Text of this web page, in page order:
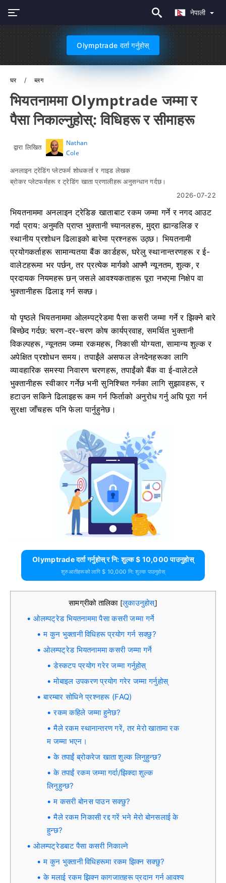
नेपाली
Olymptrade दर्ता गर्नुहोस्
घर ब्लग
भियतनाममा Olymptrade जम्मा र
पैसा निकाल्नुहोस्: विधिहरू र सीमाहरू
द्वारा लिखित
Nathan
Cole
अनलाइन ट्रेडिंग प्लेटफर्म शोधकर्ता र गाइड लेखक
ब्रोकर प्लेटफर्महरू र ट्रेडिंग खाता प्रणालीहरू अनुसन्धान गर्दछ।
2026-07-22
भियतनाममा अनलाइन ट्रेडिङ खाताबाट रकम जम्मा गर्ने र नगद आउट
गर्दा प्राय: अनुमति प्राप्त भुक्तानी च्यानलहरू, मुद्रा ह्यान्डलिङ र
स्थानीय प्रशोधन ढिलाइको बारेमा प्रश्नहरू उठ्छ। भियतनामी
प्रयोगकर्ताहरू सामान्यतया बैंक कार्डहरू, घरेलु स्थानान्तरणहरू र ई-
वालेटहरूमा भर पर्छन्, तर प्रत्येक मार्गको आफ्नै न्यूनतम, शुल्क, र
प्रदायक नियमहरू छन् जसले आवश्यकताहरू पूरा नभएमा निक्षेप वा
भुक्तानीहरू ढिलाइ गर्न सक्छ।
यो पृष्ठले भियतनाममा ओलम्पट्रेडमा पैसा कसरी जम्मा गर्ने र झिक्ने बारे
बिच्छेद गर्दछ: चरण-दर-चरण कोष कार्यप्रवाह, समर्थित भुक्तानी
विकल्पहरू, न्यूनतम जम्मा रकमहरू, निकासी योग्यता, सामान्य शुल्क र
अपेक्षित प्रशोधन समय। तपाईंले असफल लेनदेनहरूका लागि
व्यावहारिक समस्या निवारण चरणहरू, तपाईंको बैंक वा ई-वालेटले
भुक्तानीहरू स्वीकार गर्नेछ भनी सुनिश्चित गर्नका लागि सुझावहरू, र
हटाउन सकिने ढिलाइहरू कम गर्न फिर्ताको अनुरोध गर्नु अघि पूरा गर्न
सुरक्षा जाँचहरू पनि फेला पार्नुहुनेछ।
Olymptrade दर्ता गर्नुहोस् र नि: शुल्क $ 10,000 पाउनुहोस्
शुरुआतीहरूको लागि $ 10,000 नि: शुल्क पाउनुहोस्
सामग्रीको तालिका [लुकाउनुहोस्]
ओलम्पट्रेड भियतनाममा पैसा कसरी जम्मा गर्ने
म कुन भुक्तानी विधिहरू प्रयोग गर्न सक्छु?
ओलम्पट्रेड भियतनाममा कसरी जम्मा गर्ने
डेस्कटप प्रयोग गरेर जम्मा गर्नुहोस्
मोबाइल उपकरण प्रयोग गरेर जम्मा गर्नुहोस्
बारम्बार सोधिने प्रश्नहरू (FAQ)
रकम कहिले जम्मा हुनेछ?
मैले रकम स्थानान्तरण गरें, तर मेरो खातामा रक
म जम्मा भएन।
के तपाईं ब्रोकरेज खाता शुल्क लिनुहुन्छ?
के तपाईं रकम जम्मा गर्दा/झिक्दा शुल्क
लिनुहुन्छ?
म कसरी बोनस पाउन सक्छु?
मैले रकम निकासी रद्द गरें भने मेरो बोनसलाई के
हुन्छ?
ओलम्पट्रेडबाट पैसा कसरी निकाल्ने
म कुन भुक्तानी विधिहरूमा रकम झिक्न सक्छु?
के मलाई रकम झिक्न कागजातहरू प्रदान गर्न आवश्य